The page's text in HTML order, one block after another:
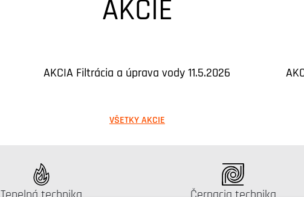
AKCIE
AKCIA Filtrácia a úprava vody 11.5.2026
VŠETKY AKCIE
Katalógus: Katalógus: